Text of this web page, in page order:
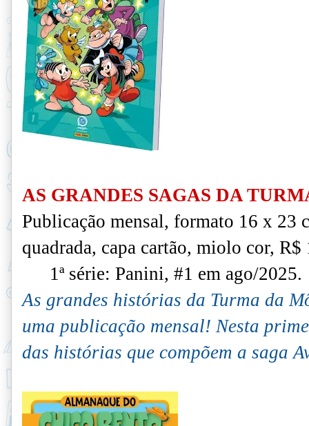
AS GRANDES SAGAS DA
Publicação mensal, formato 16 x 23
quadrada, capa cartão, miolo cor, R$
1ª série: Panini, #1 em ago/2025.
As grandes histórias da Turma da
uma publicação mensal! Nesta
das histórias que compõem a saga